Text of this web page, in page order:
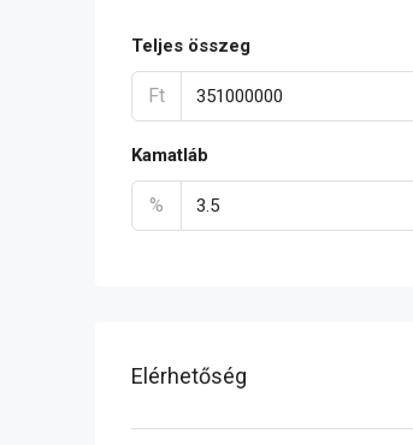
Teljes összeg
Ft
Kamatláb
%
Elérhetőség